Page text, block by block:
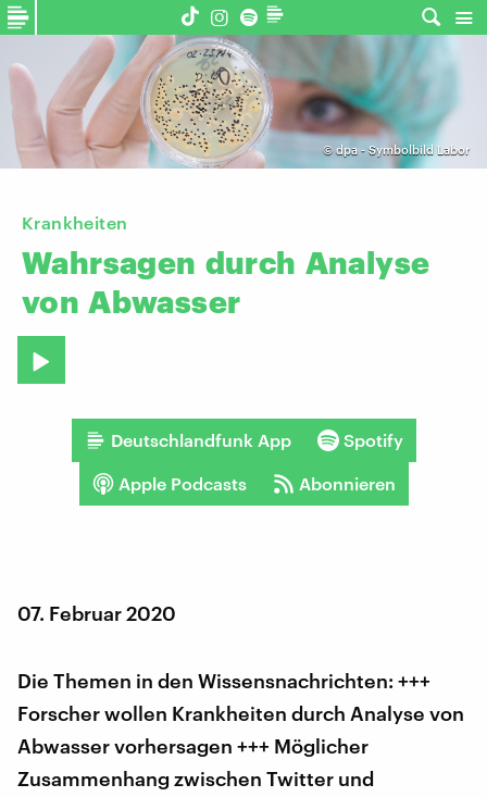
© dpa - Symbolbild Labor
Krankheiten
Wahrsagen durch Analyse
von Abwasser
Deutschlandfunk App Spotify
Apple Podcasts Abonnieren
07. Februar 2020
Die Themen in den Wissensnachrichten: +++
Forscher wollen Krankheiten durch Analyse von
Abwasser vorhersagen +++ Möglicher
Zusammenhang zwischen Twitter und